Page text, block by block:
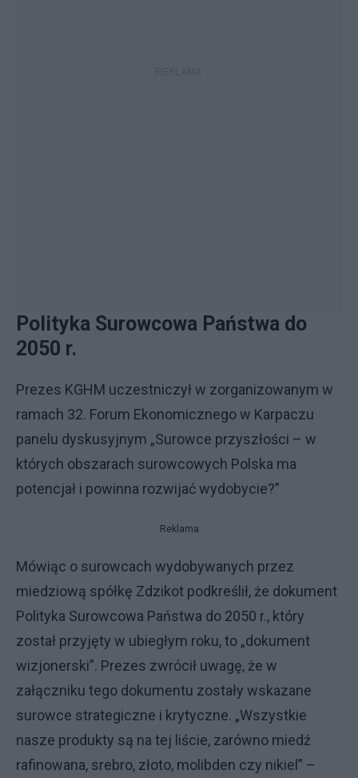
Polityka Surowcowa Państwa do
2050 r.
Prezes KGHM uczestniczył w zorganizowanym w
ramach 32. Forum Ekonomicznego w Karpaczu
panelu dyskusyjnym „Surowce przyszłości – w
których obszarach surowcowych Polska ma
potencjał i powinna rozwijać wydobycie?”
Reklama
Mówiąc o surowcach wydobywanych przez
miedziową spółkę Zdzikot podkreślił, że dokument
Polityka Surowcowa Państwa do 2050 r., który
został przyjęty w ubiegłym roku, to „dokument
wizjonerski”. Prezes zwrócił uwagę, że w
załączniku tego dokumentu zostały wskazane
surowce strategiczne i krytyczne. „Wszystkie
nasze produkty są na tej liście, zarówno miedź
rafinowana, srebro, złoto, molibden czy nikiel” –